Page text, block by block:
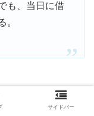
も、当日に借
。
サイドバー